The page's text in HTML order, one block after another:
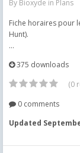
By Bioxyde in Plans
Fiche horaires pour
Hunt).
...
375 downloads
(0
0 comments
Updated